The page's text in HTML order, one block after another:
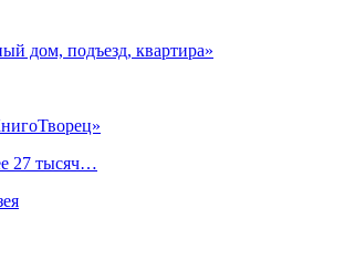
дом, подъезд, квартира»
27 тысяч…